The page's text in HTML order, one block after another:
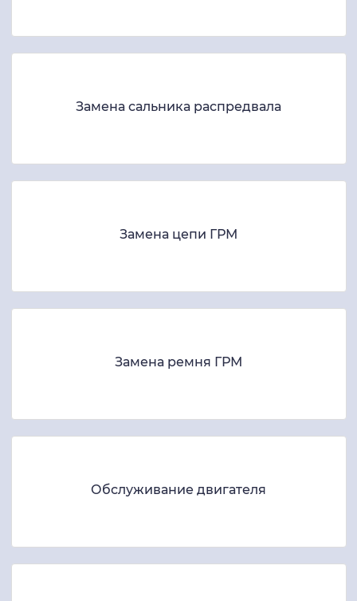
Замена сальника распредвала
Замена цепи ГРМ
Замена ремня ГРМ
Обслуживание двигателя